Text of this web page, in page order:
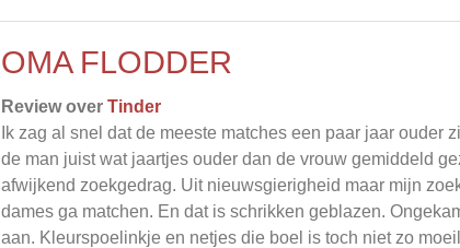
OMA FLODDER
Review over Tinder
Ik zag al snel dat de meeste matches een paar jaar
de man juist wat jaartjes ouder dan de vrouw gemiddeld
afwijkend zoekgedrag. Uit nieuwsgierigheid maar mijn
dames ga matchen. En dat is schrikken geblazen.
aan. Kleurspoelinkje en netjes die boel is toch niet zo